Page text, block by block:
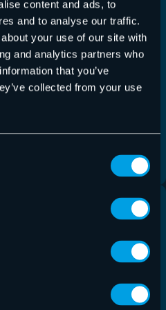
content and ads, to
and to analyse our traffic.
your use of our site with
and analytics partners who
that you’ve
collected from your use
10-02-2026
febrero de 2026
de Hornetsecurity ofrece
tendencias de